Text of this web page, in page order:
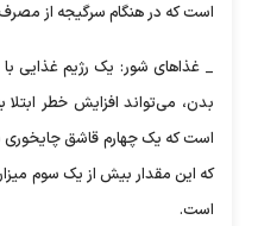
است که در هنگام سرگیجه از مصرف ۴ گروه عمده غذایی اجتناب
_ غذا‌های شور: یک رژیم غذایی با
بدن، می‌تواند افزایش خطر
که این مقدار بیش از یک سوم
است.